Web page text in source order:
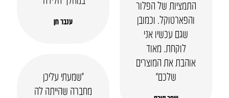
ענבר חן
התמציות של הפלור
והפארטוקל. וכמובן
שגם עכשיו אני
לוקחת. מאוד
אוהבת את המוצרים
שלכם”
“שמעתי עליכן
מחברה שהייתה לה